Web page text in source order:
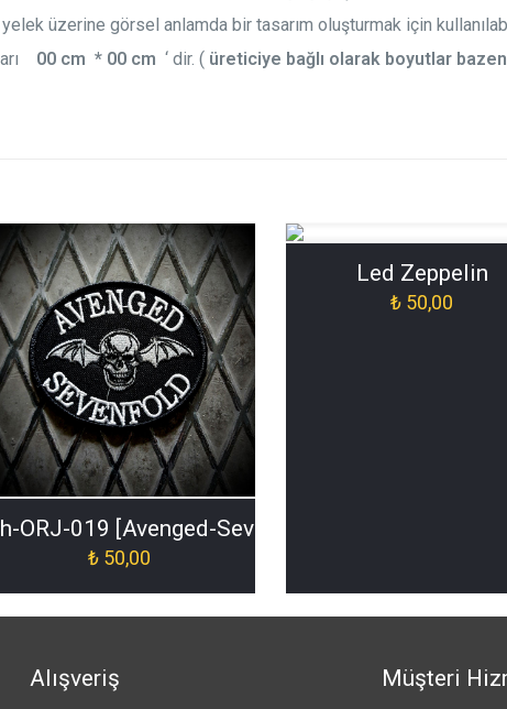
üzerine görsel anlamda bir tasarım oluşturmak için
00 cm * 00 cm ‘ dir. ( üreticiye bağlı olarak boyutlar
ORJ-019 [Avenged-Sevenfold-Arma-Patch-ORJ-
₺50,00
Led Zeppelin
₺ 50,00
Alışveriş Müşteri